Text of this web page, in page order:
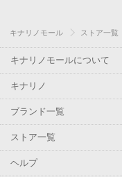
キナリノモール ストア一覧
キナリノモールについて
キナリノ
ブランド一覧
ストア一覧
ヘルプ